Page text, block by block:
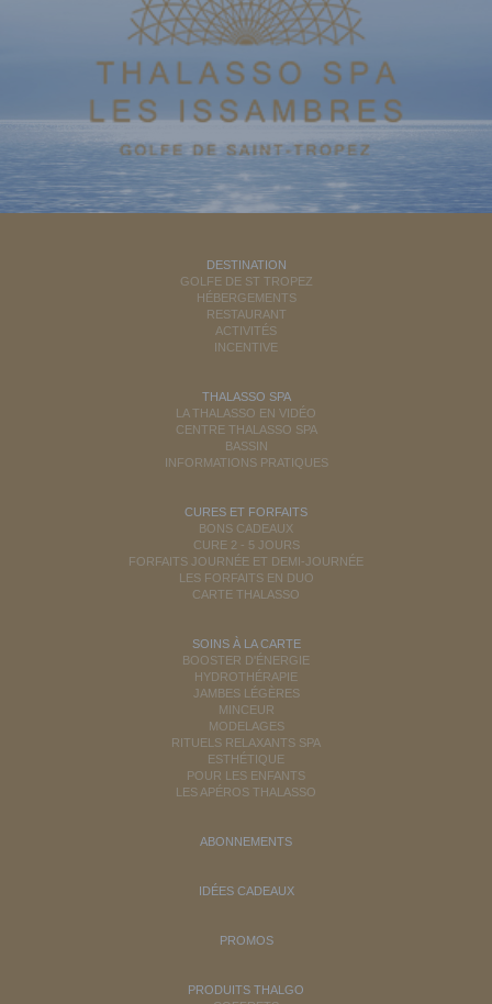
DESTINATION
GOLFE DE ST TROPEZ
HÉBERGEMENTS
RESTAURANT
ACTIVITÉS
INCENTIVE
THALASSO SPA
LA THALASSO EN VIDÉO
CENTRE THALASSO SPA
BASSIN
INFORMATIONS PRATIQUES
CURES ET FORFAITS
BONS CADEAUX
CURE 2 - 5 JOURS
FORFAITS JOURNÉE ET DEMI-JOURNÉE
LES FORFAITS EN DUO
CARTE THALASSO
SOINS À LA CARTE
BOOSTER D'ÉNERGIE
HYDROTHÉRAPIE
JAMBES LÉGÈRES
MINCEUR
MODELAGES
RITUELS RELAXANTS SPA
ESTHÉTIQUE
POUR LES ENFANTS
LES APÉROS THALASSO
ABONNEMENTS
IDÉES CADEAUX
PROMOS
PRODUITS THALGO